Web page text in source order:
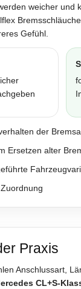
weicher und
Gefühl.
der
Ersetzen alter
Praxis
Anschlussart,
CL+S-